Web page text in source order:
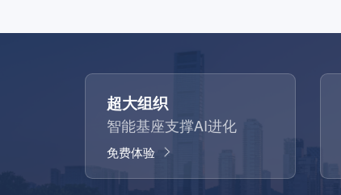
超大组织
智能基座支撑AI进化
免费体验